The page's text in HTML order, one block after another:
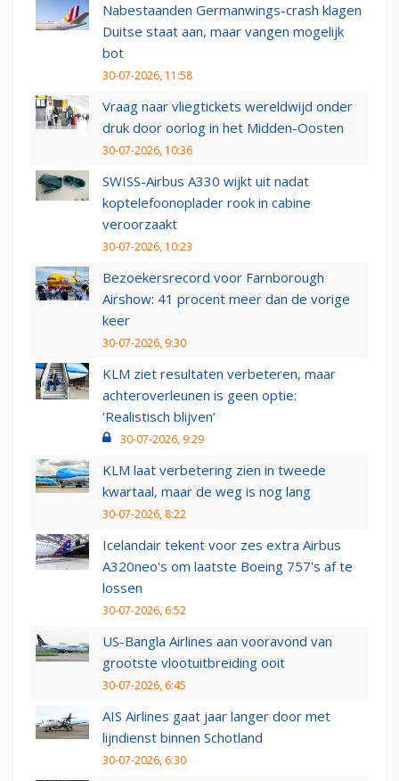
Nabestaanden Germanwings-crash klagen
Duitse staat aan, maar vangen mogelijk
bot
30-07-2026, 11:58
Vraag naar vliegtickets wereldwijd onder
druk door oorlog in het Midden-Oosten
30-07-2026, 10:36
SWISS-Airbus A330 wijkt uit nadat
koptelefoonoplader rook in cabine
veroorzaakt
30-07-2026, 10:23
Bezoekersrecord voor Farnborough
Airshow: 41 procent meer dan de vorige
keer
30-07-2026, 9:30
KLM ziet resultaten verbeteren, maar
achteroverleunen is geen optie:
‘Realistisch blijven’
30-07-2026, 9:29
KLM laat verbetering zien in tweede
kwartaal, maar de weg is nog lang
30-07-2026, 8:22
Icelandair tekent voor zes extra Airbus
A320neo's om laatste Boeing 757's af te
lossen
30-07-2026, 6:52
US-Bangla Airlines aan vooravond van
grootste vlootuitbreiding ooit
30-07-2026, 6:45
AIS Airlines gaat jaar langer door met
lijndienst binnen Schotland
30-07-2026, 6:30